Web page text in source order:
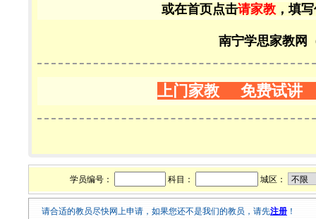
或在首页点击请家教 ，填
南宁学思家教网
上门家教 免费试讲
学员编号： 科目： 城区：
请合适的教员尽快网上申请，如果您还不是我们的教员，请先注册 ！